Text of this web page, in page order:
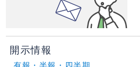
開示情報
有報・半報・四半期